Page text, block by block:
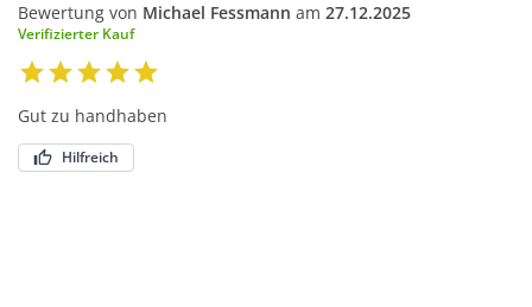
Bewertung von Michael Fessmann am 27.12.2025
Verifizierter Kauf
Gut zu handhaben
Hilfreich